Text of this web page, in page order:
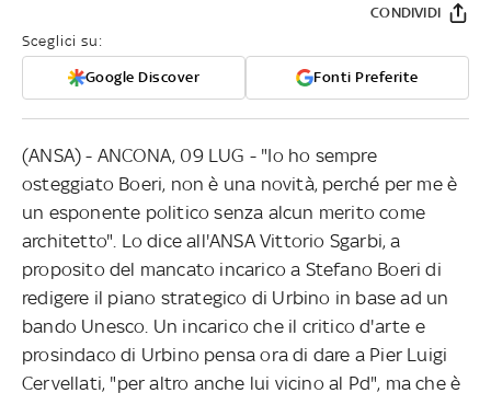
Sceglici su:
Google Discover Fonti Preferite
CONDIVIDI
(ANSA) - ANCONA, 09 LUG - "Io ho sempre
osteggiato Boeri, non è una novità, perché per me è
un esponente politico senza alcun merito come
architetto". Lo dice all'ANSA Vittorio Sgarbi, a
proposito del mancato incarico a Stefano Boeri di
redigere il piano strategico di Urbino in base ad un
bando Unesco. Un incarico che il critico d'arte e
prosindaco di Urbino pensa ora di dare a Pier Luigi
Cervellati, "per altro anche lui vicino al Pd", ma che è